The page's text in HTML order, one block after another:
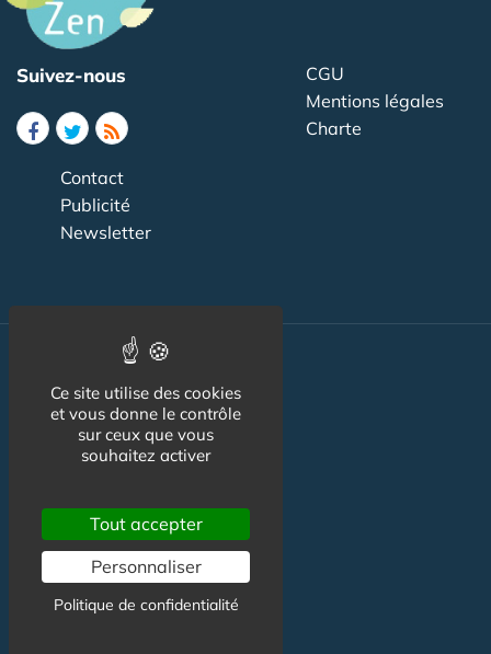
Suivez-nous
CGU
Mentions légales
Charte
Contact
Publicité
Newsletter
Hotel & Spa
Instituts de Beauté
Bons plans
DécoZen
Emploi
Ce site utilise des cookies
et vous donne le contrôle
sur ceux que vous
souhaitez activer
Tout accepter
Personnaliser
Politique de confidentialité